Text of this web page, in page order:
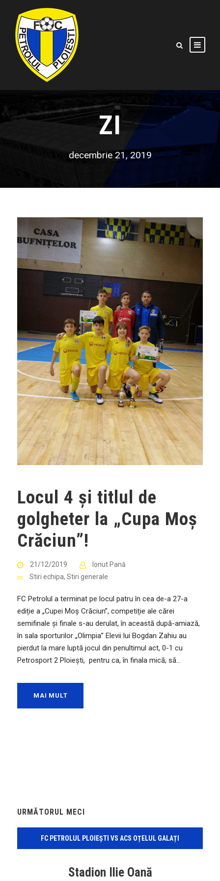
ZI
decembrie 21, 2019
Locul 4 și titlul de
golgheter la „Cupa Moș
Crăciun”!
21/12/2019
Ionut Pană
Stiri echipa, Stiri generale
FC Petrolul a terminat pe locul patru în cea de-a 27-a
ediție a „Cupei Moș Crăciun”, competiție ale cărei
semifinale și finale s-au derulat, în această după-amiază,
în sala sporturilor „Olimpia” Elevii lui Bogdan Zahiu au
pierdut la mare luptă jocul din penultimul act, 0-1 cu
Petrosport 2 Ploiești, pentru ca, în finala mică, să...
MAI MULT
URMĂTORUL MECI
FC PETROLUL PLOIEȘTI VS ACS OȚELUL GALAȚI
Stadion Ilie Oană